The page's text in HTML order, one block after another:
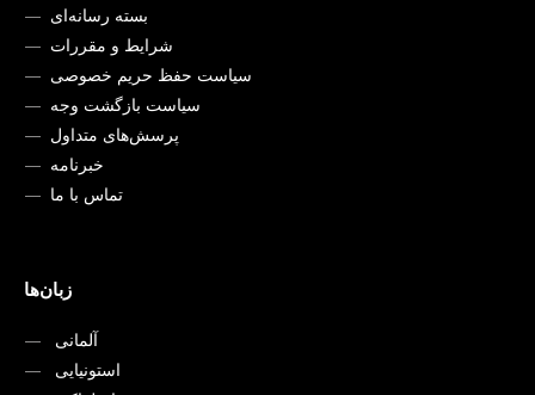
بسته رسانه‌ای
شرایط و مقررات
سیاست حفظ حریم خصوصی
سیاست بازگشت وجه
پرسش‌های متداول
خبرنامه
تماس با ما
زبان‌ها
آلمانی
استونیایی